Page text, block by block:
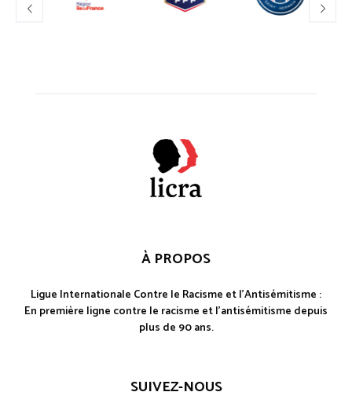
À PROPOS
Ligue Internationale Contre le Racisme et l'Antisémitisme :
En première ligne contre le racisme et l'antisémitisme depuis
plus de 90 ans.
SUIVEZ-NOUS